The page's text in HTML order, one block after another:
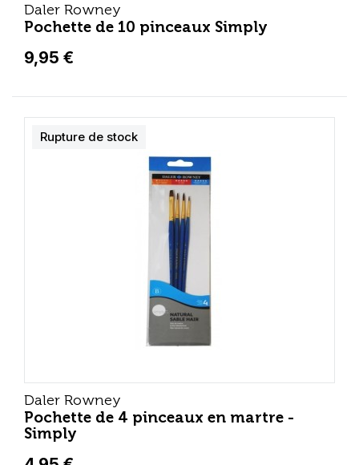
Daler Rowney
Pochette de 10 pinceaux Simply
9,95 €
Daler Rowney
Pochette de 4 pinceaux en martre -
Simply
Rupture de stock